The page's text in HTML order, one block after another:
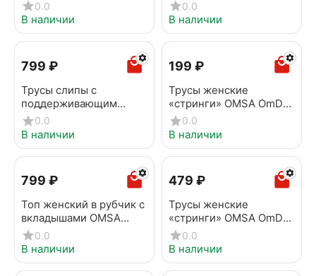
Beige chiaro
0.0
В наличии
Invisible Slip Midi Nudo
0.0
В наличии
‍799‍ ₽
Трусы слипы с
поддерживающим
эффектом OMSA OmD
2231S Cotton Slip Maxi
Bianco
0.0
В наличии
‍199‍ ₽
Трусы женские
«стринги» OMSA OmD
2111S Soft String Bianco
0.0
В наличии
‍799‍ ₽
Топ женский в рубчик с
вкладышами OMSA
1143B Invisible Ribana
Nero
0.0
В наличии
‍479‍ ₽
Трусы женские
«стринги» OMSA OmD
2111B Invisible String
Avorio
0.0
В наличии